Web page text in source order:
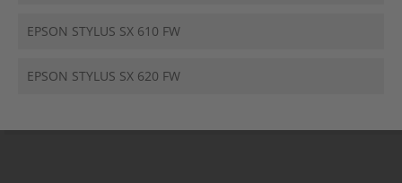
EPSON STYLUS SX 610 FW
EPSON STYLUS SX 620 FW